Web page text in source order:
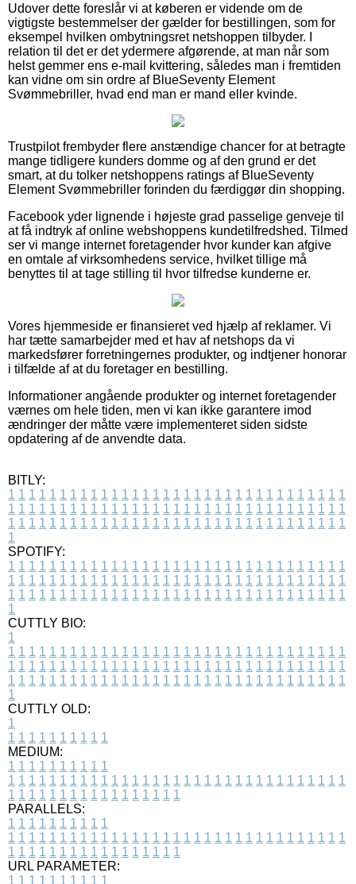
Udover dette foreslår vi at køberen er vidende om de
vigtigste bestemmelser der gælder for bestillingen, som for
eksempel hvilken ombytningsret netshoppen tilbyder. I
relation til det er det ydermere afgørende, at man når som
helst gemmer ens e-mail kvittering, således man i fremtiden
kan vidne om sin ordre af BlueSeventy Element
Svømmebriller, hvad end man er mand eller kvinde.
Trustpilot frembyder flere anstændige chancer for at betragte
mange tidligere kunders domme og af den grund er det
smart, at du tolker netshoppens ratings af BlueSeventy
Element Svømmebriller forinden du færdiggør din shopping.
Facebook yder lignende i højeste grad passelige genveje til
at få indtryk af online webshoppens kundetilfredshed. Tilmed
ser vi mange internet foretagender hvor kunder kan afgive
en omtale af virksomhedens service, hvilket tillige må
benyttes til at tage stilling til hvor tilfredse kunderne er.
Vores hjemmeside er finansieret ved hjælp af reklamer. Vi
har tætte samarbejder med et hav af netshops da vi
markedsfører forretningernes produkter, og indtjener honorar
i tilfælde af at du foretager en bestilling.
Informationer angående produkter og internet foretagender
værnes om hele tiden, men vi kan ikke garantere imod
ændringer der måtte være implementeret siden sidste
opdatering af de anvendte data.
BITLY:
1 1 1 1 1 1 1 1 1 1 1 1 1 1 1 1 1 1 1 1 1 1 1 1 1 1 1 1 1 1 1 1 1
1 1 1 1 1 1 1 1 1 1 1 1 1 1 1 1 1 1 1 1 1 1 1 1 1 1 1 1 1 1 1 1 1
1 1 1 1 1 1 1 1 1 1 1 1 1 1 1 1 1 1 1 1 1 1 1 1 1 1 1 1 1 1 1 1 1
1
SPOTIFY:
1 1 1 1 1 1 1 1 1 1 1 1 1 1 1 1 1 1 1 1 1 1 1 1 1 1 1 1 1 1 1 1 1
1 1 1 1 1 1 1 1 1 1 1 1 1 1 1 1 1 1 1 1 1 1 1 1 1 1 1 1 1 1 1 1 1
1 1 1 1 1 1 1 1 1 1 1 1 1 1 1 1 1 1 1 1 1 1 1 1 1 1 1 1 1 1 1 1 1
1
CUTTLY BIO:
1
1 1 1 1 1 1 1 1 1 1 1 1 1 1 1 1 1 1 1 1 1 1 1 1 1 1 1 1 1 1 1 1 1
1 1 1 1 1 1 1 1 1 1 1 1 1 1 1 1 1 1 1 1 1 1 1 1 1 1 1 1 1 1 1 1 1
1 1 1 1 1 1 1 1 1 1 1 1 1 1 1 1 1 1 1 1 1 1 1 1 1 1 1 1 1 1 1 1 1
1
CUTTLY OLD:
1
1 1 1 1 1 1 1 1 1 1
MEDIUM:
1 1 1 1 1 1 1 1 1 1
1 1 1 1 1 1 1 1 1 1 1 1 1 1 1 1 1 1 1 1 1 1 1 1 1 1 1 1 1 1 1 1 1
1 1 1 1 1 1 1 1 1 1 1 1 1 1 1 1 1
PARALLELS:
1 1 1 1 1 1 1 1 1 1
1 1 1 1 1 1 1 1 1 1 1 1 1 1 1 1 1 1 1 1 1 1 1 1 1 1 1 1 1 1 1 1 1
1 1 1 1 1 1 1 1 1 1 1 1 1 1 1 1 1
URL PARAMETER:
1 1 1 1 1 1 1 1 1 1